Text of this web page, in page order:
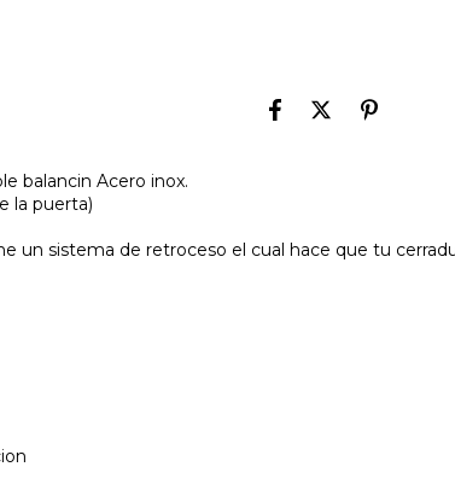
balancin Acero inox.
la puerta)
un sistema de retroceso el cual hace que tu